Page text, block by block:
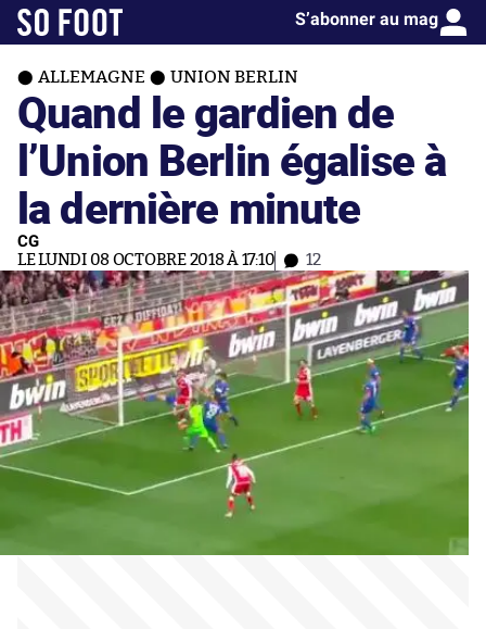
S’abonner au mag
ALLEMAGNE UNION BERLIN
Quand le gardien de
l’Union Berlin égalise à
la dernière minute
CG
LE LUNDI 08 OCTOBRE 2018 À 17:10 12